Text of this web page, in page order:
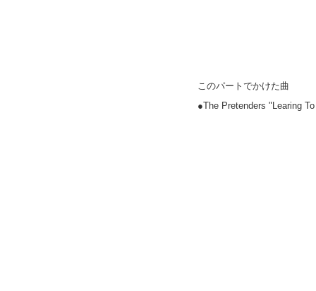
このパートでかけた曲
●The Pretenders "Learing